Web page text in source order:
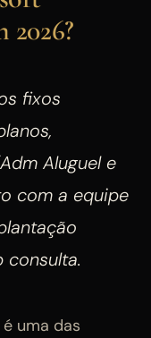
fixos
Aluguel e
com a equipe
consulta.
uma das